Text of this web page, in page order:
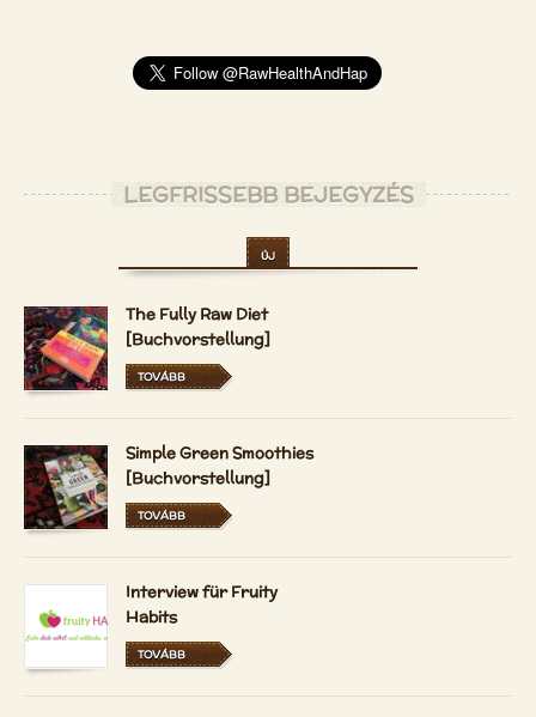
LEGFRISSEBB BEJEGYZÉS
ÚJ
The Fully Raw Diet
[Buchvorstellung]
TOVÁBB
Simple Green Smoothies
[Buchvorstellung]
TOVÁBB
Interview für Fruity
Habits
TOVÁBB